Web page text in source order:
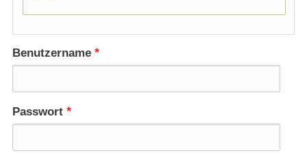
Benutzername
Passwort